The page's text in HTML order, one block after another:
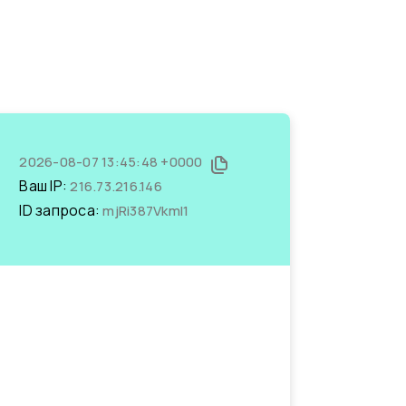
2026-08-07 13:45:48 +0000
Ваш IP:216.73.216.146
ID запроса:mjRi387VkmI1